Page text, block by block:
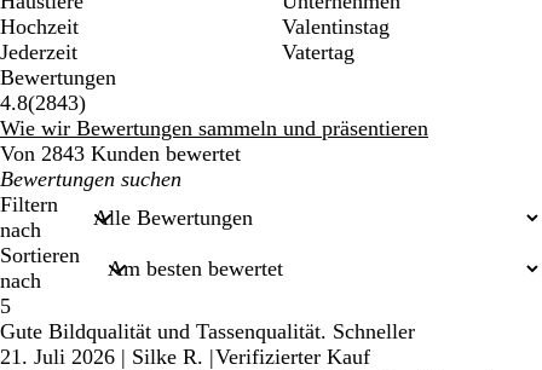
Hochzeit
Jederzeit
Valentinstag
Vatertag
Bewertungen
4.8(28432843
Bewertungen
)
Wie wir Bewertungen sammeln und präsentieren
Von 2843 Kunden bewertet
Meine
Sucheingaben
Filtern
nach
Sortieren
nach
5
Gute Bildqualität und Tassenqualität. Schneller
21. Juli 2026 | Silke R. |Verifizierter Kauf